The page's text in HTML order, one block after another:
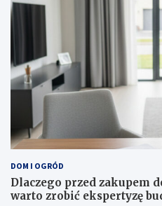
DOM I OGRÓD
Dlaczego przed zakupem
warto zrobić ekspertyzę